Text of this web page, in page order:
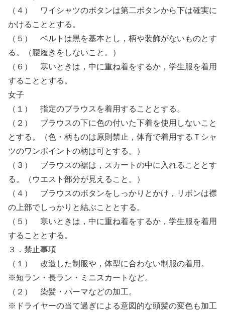
（４） ワイシャツのボタンは第二ボタンから下は確実に
かけることとする。
（５） ベルトは黒を基本とし，柄や装飾がないものとす
る。（腰履きをしないこと。）
（６） 寒いときは，中に重ね着をするか，学生服を着用
することとする。
女子
（１） 指定のブラウスを着用することとする。
（２） ブラウスの下に色の付いた下着を使用しないこと
とする。（色・柄ものは原則禁止，体育で着用するＴシャ
ツのワンポイントの柄は可とする。）
（３） ブラウスの裾は，スカートの中に入れることとす
る。（ウエスト部分が見えること。）
（４） ブラウスのボタンをしっかりとかけ，リボンは襟
の上部でしっかりと結ぶこととする。
（５） 寒いときは，中に重ね着をするか，学生服を着用
することとする。
３．禁止事項
（１） 改造した制服や，体型に合わない制服の着用。
※短ラン・長ラン・ミニスカートなど。
（２） 染髪・パーマなどの加工。
※ドライヤーの当て過ぎによる意図的な頭髪の変色も加工